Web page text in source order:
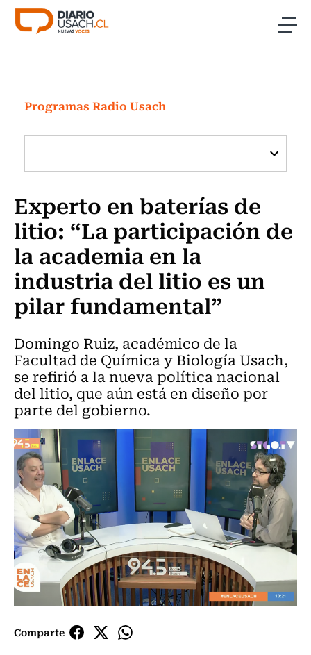
Click acá para ir directamente al contenido
Investigación
Cultura
Programas Radio y TV Usach
Programas Radio Usach
Experto en baterías de
litio: “La participación de
la academia en la
industria del litio es un
pilar fundamental”
Domingo Ruiz, académico de la
Facultad de Química y Biología Usach,
se refirió a la nueva política nacional
del litio, que aún está en diseño por
parte del gobierno.
Comparte